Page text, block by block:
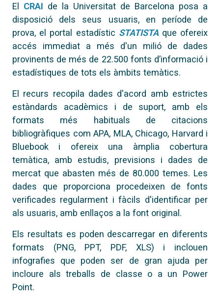
El CRAI de la Universitat de Barcelona posa a
disposició dels seus usuaris, en període de
prova, el portal estadístic STATISTAque ofereix
accés immediat a més d'un milió de dades
provinents de més de 22.500 fonts d’informació i
estadístiques de tots els àmbits temàtics.
El recurs recopila dades d'acord amb estrictes
estàndards acadèmics i de suport, amb els
formats més habituals de citacions
bibliogràfiques com APA, MLA, Chicago, Harvard i
Bluebook i ofereix una àmplia cobertura
temàtica, amb estudis, previsions i dades de
mercat que abasten més de 80.000 temes. Les
dades que proporciona procedeixen de fonts
verificades regularment i fàcils d'identificar per
als usuaris, amb enllaços a la font original.
Els resultats es poden descarregar en diferents
formats (PNG, PPT, PDF, XLS) i inclouen
infografies que poden ser de gran ajuda per
incloure als treballs de classe o a un Power
Point.